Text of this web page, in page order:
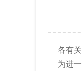
各有
为进